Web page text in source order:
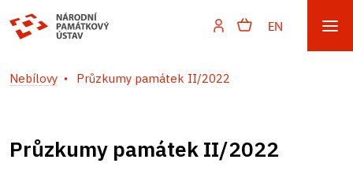
EN
Nebílovy Průzkumy památek II/2022
Průzkumy památek II/2022